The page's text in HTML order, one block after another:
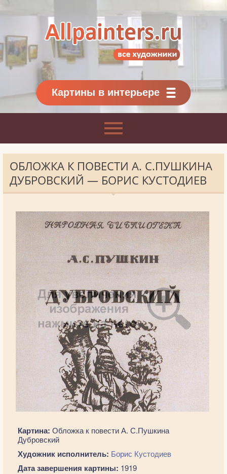
Картины классиков
и современников
Картины в интерьере
ОБЛОЖКА К ПОВЕСТИ А. С.ПУШКИНА
ДУБРОВСКИЙ — БОРИС КУСТОДИЕВ
Картина: Обложка к повести А. С.Пушкина
Дубровский
Художник исполнитель: Борис Кустодиев
Дата завершения картины: 1919